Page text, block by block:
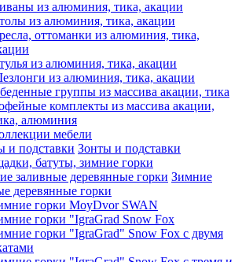
из алюминия, тика, акации
из алюминия, тика, акации
оттоманки из алюминия, тика,
из алюминия, тика, акации
из алюминия, тика, акации
группы из массива акации, тика
комплекты из массива акации,
алюминия
мебели
Зонты и подставки
батуты, зимние горки
Зимние
деревянные горки
горки MoyDvor SWAN
горки "IgraGrad Snow Fox
горки "IgraGrad" Snow Fox с двумя